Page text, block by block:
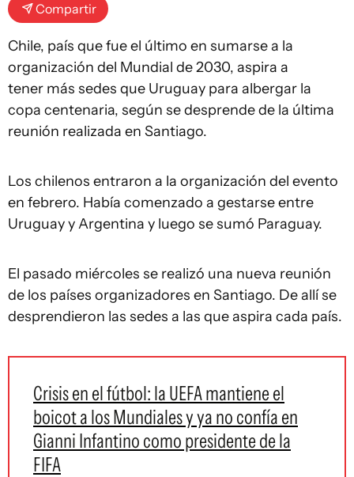
Compartir
Chile, país que fue el último en sumarse a la
organización del Mundial de 2030, aspira a
tener más sedes que Uruguay para albergar la
copa centenaria, según se desprende de la última
reunión realizada en Santiago.
Los chilenos entraron a la organización del evento
en febrero. Había comenzado a gestarse entre
Uruguay y Argentina y luego se sumó Paraguay.
El pasado miércoles se realizó una nueva reunión
de los países organizadores en Santiago. De allí se
desprendieron las sedes a las que aspira cada país.
Crisis en el fútbol: la UEFA mantiene el
boicot a los Mundiales y ya no confía en
Gianni Infantino como presidente de la
FIFA